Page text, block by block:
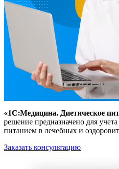
«1C:Медицина. Диетическое
решение предназначено для
питанием в лечебных и
Заказать консультацию